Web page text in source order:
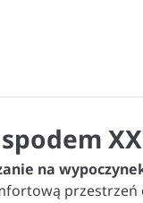
na
przestrzeń